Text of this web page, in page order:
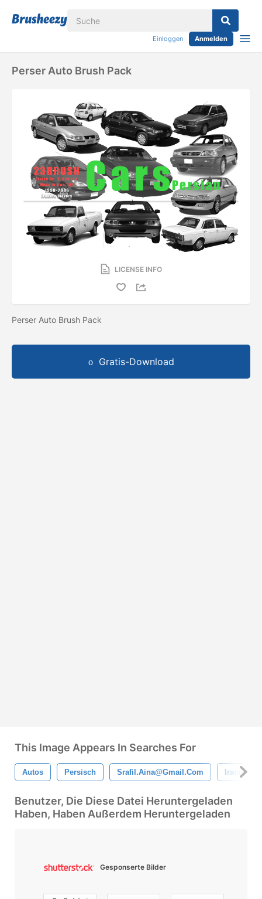
Einloggen Anmelden
Perser Auto Brush Pack
LICENSE INFO
Perser Auto Brush Pack
Gratis-Download
This Image Appears In Searches For
Autos Persisch Srafil.aina@gmail.com Iranische
Benutzer, Die Diese Datei Heruntergeladen
Haben, Haben Außerdem Heruntergeladen
Gesponserte Bilder